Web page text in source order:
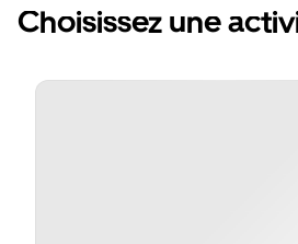
Choisissez une